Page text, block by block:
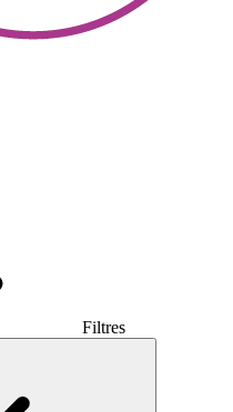
Filtres